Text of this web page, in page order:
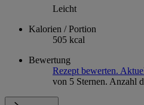
Leicht
Kalorien / Portion
505 kcal
Bewertung
Rezept bewerten.
von 5 Sternen. Anzahl